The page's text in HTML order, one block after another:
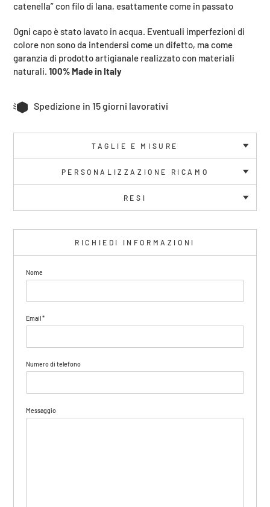
catenella” con filo di lana, esattamente come in passato
Ogni capo è stato lavato in acqua. Eventuali imperfezioni di
colore non sono da intendersi come un difetto, ma come
garanzia di prodotto artigianale realizzato con materiali
naturali. 100% Made in Italy
Spedizione in 15 giorni lavorativi
TAGLIE E MISURE
PERSONALIZZAZIONE RICAMO
RESI
RICHIEDI INFORMAZIONI
Nome
Email*
Numero di telefono
Messaggio